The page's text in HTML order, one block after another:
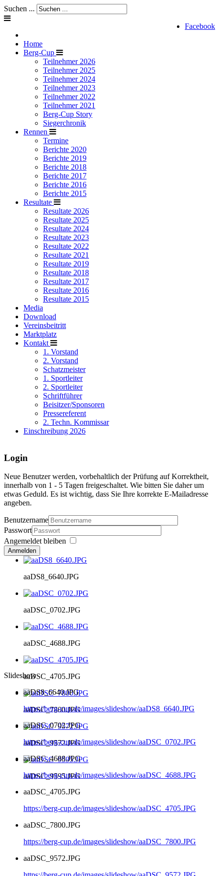
Suchen ...
Facebook
Home
Berg-Cup
Teilnehmer 2026
Teilnehmer 2025
Teilnehmer 2024
Teilnehmer 2023
Teilnehmer 2022
Teilnehmer 2021
Berg-Cup Story
Siegerchronik
Rennen
Termine
Berichte 2020
Berichte 2019
Berichte 2018
Berichte 2017
Berichte 2016
Berichte 2015
Resultate
Resultate 2026
Resultate 2025
Resultate 2024
Resultate 2023
Resultate 2022
Resultate 2021
Resultate 2019
Resultate 2018
Resultate 2017
Resultate 2016
Resultate 2015
Media
Download
Vereinsbeitritt
Marktplatz
Kontakt
1. Vorstand
2. Vorstand
Schatzmeister
1. Sportleiter
2. Sportleiter
Schriftführer
Beisitzer/Sponsoren
Pressereferent
2. Techn. Kommissar
Einschreibung 2026
Login
Neue Benutzer werden, vorbehaltlich der Prüfung auf Korrektheit,
innerhalb von 1 - 5 Tagen freigeschaltet. Wie bitten Sie daher um
etwas Geduld. Es ist wichtig, dass Sie Ihre korrekte E-Mailadresse
angeben.
Benutzername
Passwort
Angemeldet bleiben
Anmelden
aaDS8_6640.JPG
aaDSC_0702.JPG
aaDSC_4688.JPG
aaDSC_4705.JPG
aaDSC_7800.JPG
aaDSC_9572.JPG
aaDSC_9595.JPG
Slideshow
aaDS8_6640.JPG
https://berg-cup.de/images/slideshow/aaDS8_6640.JPG
aaDSC_0702.JPG
https://berg-cup.de/images/slideshow/aaDSC_0702.JPG
aaDSC_4688.JPG
https://berg-cup.de/images/slideshow/aaDSC_4688.JPG
aaDSC_4705.JPG
https://berg-cup.de/images/slideshow/aaDSC_4705.JPG
aaDSC_7800.JPG
https://berg-cup.de/images/slideshow/aaDSC_7800.JPG
aaDSC_9572.JPG